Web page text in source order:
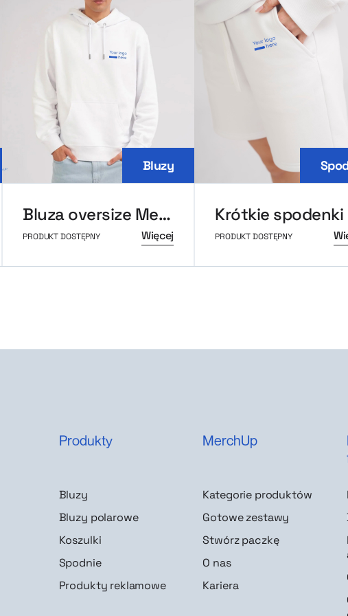
Bluzy
Bluza oversize MerchUp
PRODUKT DOSTĘPNY Więcej PRODUKT DOSTĘPNY
Produkty
Bluzy
Bluzy polarowe
Koszulki
Spodnie
Produkty reklamowe
MerchUp
Kategorie produktów
Gotowe zestawy
Stwórz paczkę
O nas
Kariera